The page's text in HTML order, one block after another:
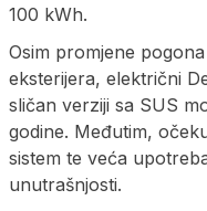
100 kWh.
Osim promjene
eksterijera, električni
sličan verziji sa SUS
godine. Međutim,
sistem te veća
unutrašnjosti.